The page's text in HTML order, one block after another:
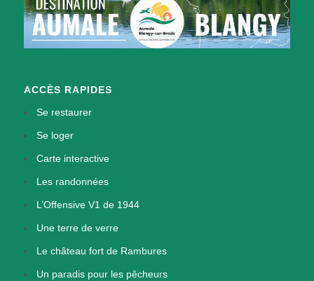
ACCÈS RAPIDES
Se restaurer
Se loger
Carte interactive
Les randonnées
L’Offensive V1 de 1944
Une terre de verre
Le château fort de Rambures
Un paradis pour les pêcheurs